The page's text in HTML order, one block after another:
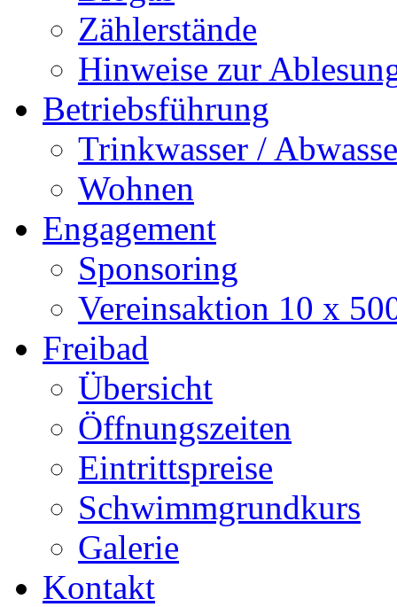
Zählerstände
Hinweise zur
Betriebsführung
Trinkwasser /
Wohnen
Engagement
Sponsoring
Vereinsaktion 10 x
Freibad
Übersicht
Öffnungszeiten
Eintrittspreise
Schwimmgrundkurs
Galerie
Kontakt